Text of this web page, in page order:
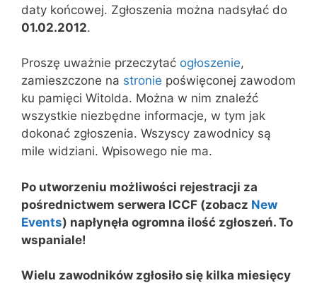
daty końcowej. Zgłoszenia można nadsyłać do
01.02.2012.
Proszę uważnie przeczytać ogłoszenie,
zamieszczone na stronie poświęconej zawodom
ku pamięci Witolda. Można w nim znaleźć
wszystkie niezbędne informacje, w tym jak
dokonać zgłoszenia. Wszyscy zawodnicy są
mile widziani. Wpisowego nie ma.
Po utworzeniu możliwości rejestracji za
pośrednictwem serwera ICCF (zobacz New
Events) napłynęła ogromna ilość zgłoszeń. To
wspaniale!
Wielu zawodników zgłosiło się kilka miesięcy